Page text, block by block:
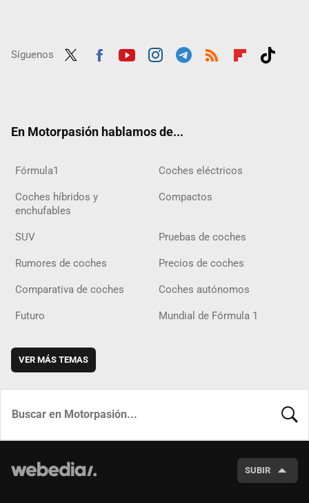
Síguenos
En Motorpasión hablamos de...
Fórmula1 Coches eléctricos
Coches híbridos y
enchufables
Compactos
SUV Pruebas de coches
Rumores de coches Precios de coches
Comparativa de coches Coches autónomos
Futuro Mundial de Fórmula 1
VER MÁS TEMAS
SUBIR